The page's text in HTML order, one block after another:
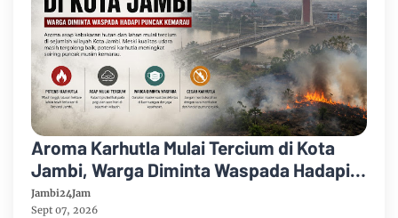
Aroma Karhutla Mulai Tercium di Kota
Jambi, Warga Diminta Waspada Hadapi
Puncak Kemarau
Jambi24Jam
Sept 07, 2026